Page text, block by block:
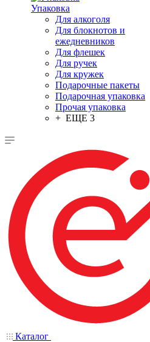
Упаковка
Для алкоголя
Для блокнотов и
ежедневников
Для флешек
Для ручек
Для кружек
Подарочные пакеты
Подарочная упаковка
Прочая упаковка
+ ЕЩЕ 3
Каталог